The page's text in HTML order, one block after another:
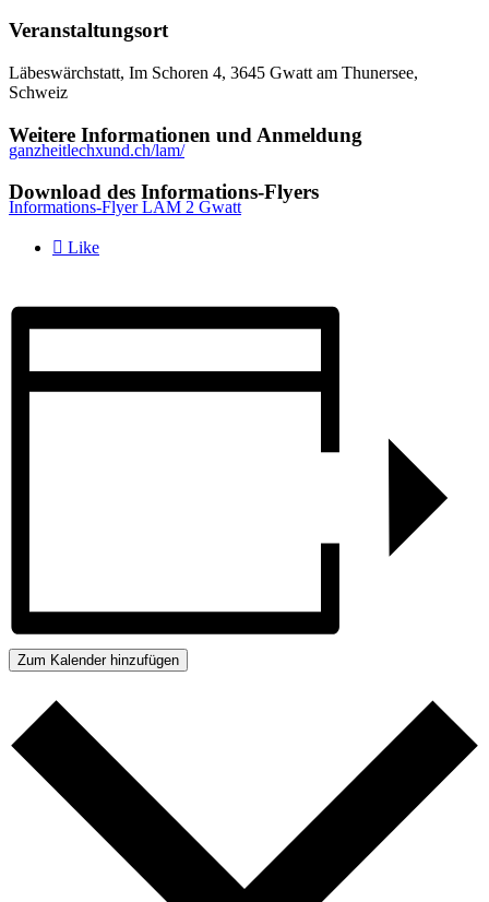
Veranstaltungsort
Läbeswärchstatt, Im Schoren 4, 3645 Gwatt am Thunersee,
Schweiz
Weitere Informationen und Anmeldung
ganzheitlechxund.ch/lam/
Download des Informations-Flyers
Informations-Flyer LAM 2 Gwatt
 Like
Zum Kalender hinzufügen